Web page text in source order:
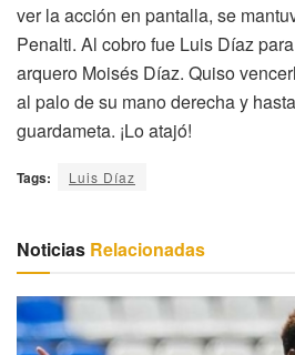
ver la acción en pantalla, se
Penalti. Al cobro fue Luis Díaz
arquero Moisés Díaz. Quiso
al palo de su mano derecha y
guardameta. ¡Lo atajó!
Tags: Luis Díaz
Noticias Relacionadas